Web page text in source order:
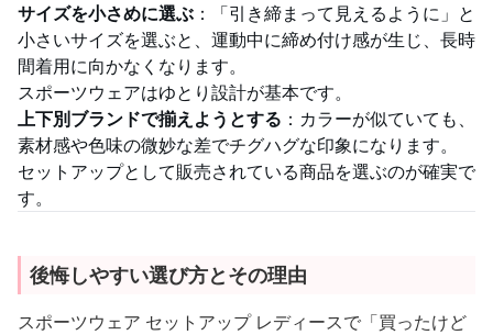
サイズを小さめに選ぶ ：「引き締まって見えるように」と
小さいサイズを選ぶと、運動中に締め付け感が生じ、長時
間着用に向かなくなります。
スポーツウェアはゆとり設計が基本です。
上下別ブランドで揃えようとする ：カラーが似ていても、
素材感や色味の微妙な差でチグハグな印象になります。
セットアップとして販売されている商品を選ぶのが確実で
す。
後悔しやすい選び方とその理由
スポーツウェア セットアップ レディースで「買ったけど